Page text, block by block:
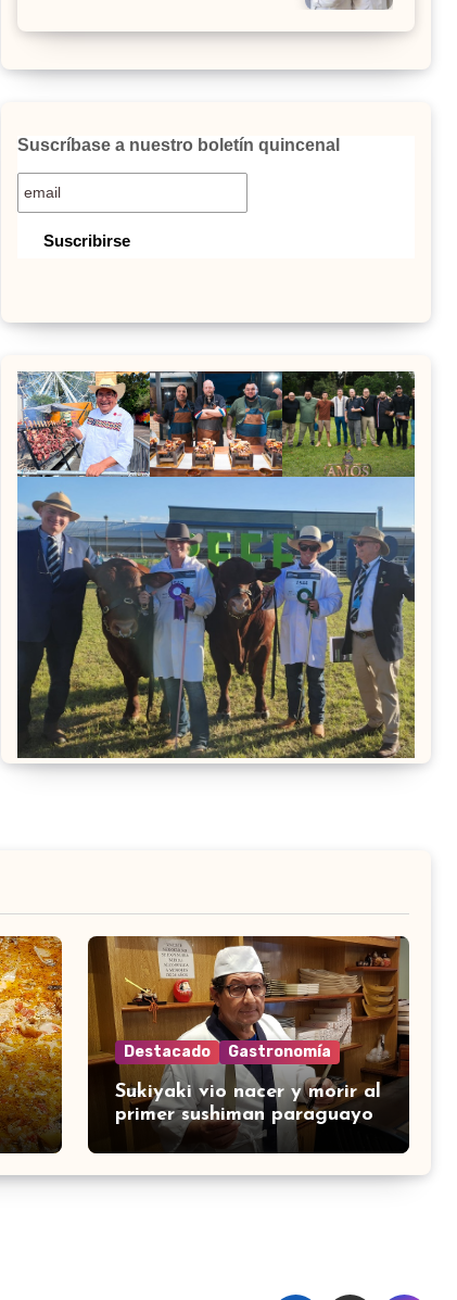
Suscríbase a nuestro boletín quincenal
Destacado Gastronomía
Sukiyaki vio nacer y morir al
primer sushiman paraguayo